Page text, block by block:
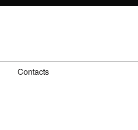
Contacts